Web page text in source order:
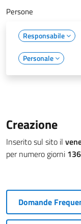
Persone
Responsabile
Personale
Creazione
Inserito sul sito il
per numero giorni
Domande